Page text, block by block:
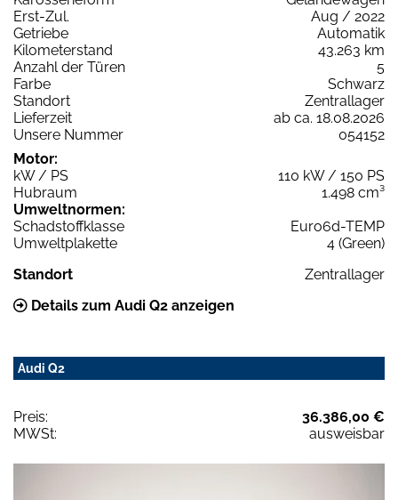
Erst-Zul.
Aug / 2022
Getriebe
Automatik
Kilometerstand
43.263 km
Anzahl der Türen
5
Farbe
Schwarz
Standort
Zentrallager
Lieferzeit
ab ca. 18.08.2026
Unsere Nummer
054152
Motor:
kW / PS
110 kW / 150 PS
Hubraum
1.498 cm³
Umweltnormen:
Schadstoffklasse
Euro6d-TEMP
Umweltplakette
4 (Green)
Standort
Zentrallager
Details zum Audi Q2 anzeigen
Audi Q2
Preis:
36.386,00 €
MWSt:
ausweisbar